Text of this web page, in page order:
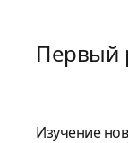
Первый
Изучение